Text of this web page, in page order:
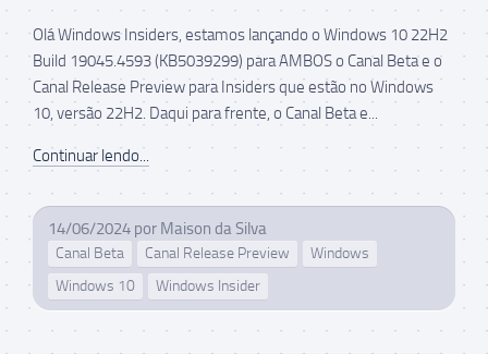
Olá Windows Insiders, estamos lançando o Windows 10 22H2
Build 19045.4593 (KB5039299) para AMBOS o Canal Beta e o
Canal Release Preview para Insiders que estão no Windows
10, versão 22H2. Daqui para frente, o Canal Beta e...
Continuar lendo...
14/06/2024 por Maison da Silva
Canal Beta Canal Release Preview
Windows
Windows 10
Windows Insider